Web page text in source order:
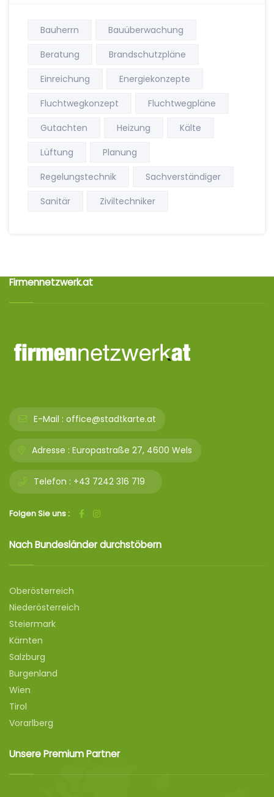
Bauherrn
Bauüberwachung
Beratung
Brandschutzpläne
Einreichung
Energiekonzepte
Fluchtwegkonzept
Fluchtwegpläne
Gutachten
Heizung
Kälte
Lüftung
Planung
Regelungstechnik
Sachverständiger
Sanitär
Ziviltechniker
Firmennetzwerk.at
E-Mail : office@stadtkarte.at
Adresse : Europastraße 27, 4600 Wels
Telefon : +43 7242 316 719
Folgen Sie uns :
Nach Bundesländer durchstöbern
Oberösterreich
Niederösterreich
Steiermark
Kärnten
Salzburg
Burgenland
Wien
Tirol
Vorarlberg
Unsere Premium Partner